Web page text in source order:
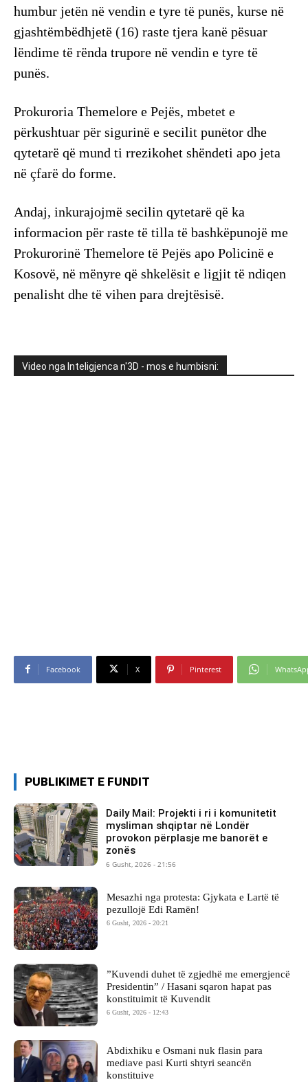
humbur jetën në vendin e tyre të punës, kurse në
gjashtëmbëdhjetë (16) raste tjera kanë pësuar
lëndime të rënda trupore në vendin e tyre të
punës.
Prokuroria Themelore e Pejës, mbetet e
përkushtuar për sigurinë e secilit punëtor dhe
qytetarë që mund ti rrezikohet shëndeti apo jeta
në çfarë do forme.
Andaj, inkurajojmë secilin qytetarë që ka
informacion për raste të tilla të bashkëpunojë me
Prokurorinë Themelore të Pejës apo Policinë e
Kosovë, në mënyre që shkelësit e ligjit të ndiqen
penalisht dhe të vihen para drejtësisë.
Video nga Inteligjenca n'3D - mos e humbisni:
Facebook X Pinterest
PUBLIKIMET E FUNDIT
Daily Mail: Projekti i ri i komunitetit
mysliman shqiptar në Londër
provokon përplasje me banorët e
zonës
6 Gusht, 2026 - 21:56
Mesazhi nga protesta: Gjykata e Lartë të
pezullojë Edi Ramën!
6 Gusht, 2026 - 20:21
​”Kuvendi duhet të zgjedhë me emergjencë
Presidentin” / Hasani sqaron hapat pas
konstituimit të Kuvendit
6 Gusht, 2026 - 12:43
Abdixhiku e Osmani nuk flasin para
mediave pasi Kurti shtyri seancën
konstituive